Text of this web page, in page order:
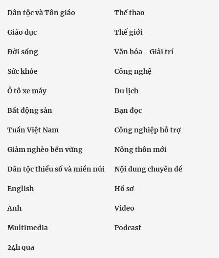
Dân tộc và Tôn giáo Thể thao
Giáo dục Thế giới
Đời sống Văn hóa - Giải trí
Sức khỏe Công nghệ
Ô tô xe máy Du lịch
Bất động sản Bạn đọc
Tuần Việt Nam Công nghiệp hỗ trợ
Giảm nghèo bền vững Nông thôn mới
Dân tộc thiểu số và miền núi Nội dung chuyên đề
English Hồ sơ
Ảnh Video
Multimedia Podcast
24h qua